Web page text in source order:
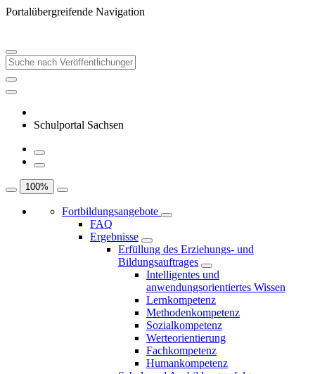
Portalübergreifende Navigation
Schulportal Sachsen
100%
Fortbildungsangebote
FAQ
Ergebnisse
Erfüllung des Erziehungs- und
Bildungsauftrages
Intelligentes und
anwendungsorientiertes Wissen
Lernkompetenz
Methodenkompetenz
Sozialkompetenz
Werteorientierung
Fachkompetenz
Humankompetenz